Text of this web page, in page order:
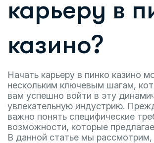
карьеру в
казино?
Начать карьеру в пинко казино
нескольким ключевым шагам,
вам успешно войти в эту
увлекательную индустрию.
важно понять специфические
возможности, которые
В данной статье мы рассмотрим,